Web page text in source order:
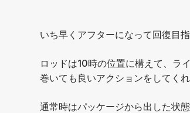
いち早くアフターになって回復目
ロッドは10時の位置に構えて、
巻いても良いアクションをしてくれ
通常時はパッケージから出した状